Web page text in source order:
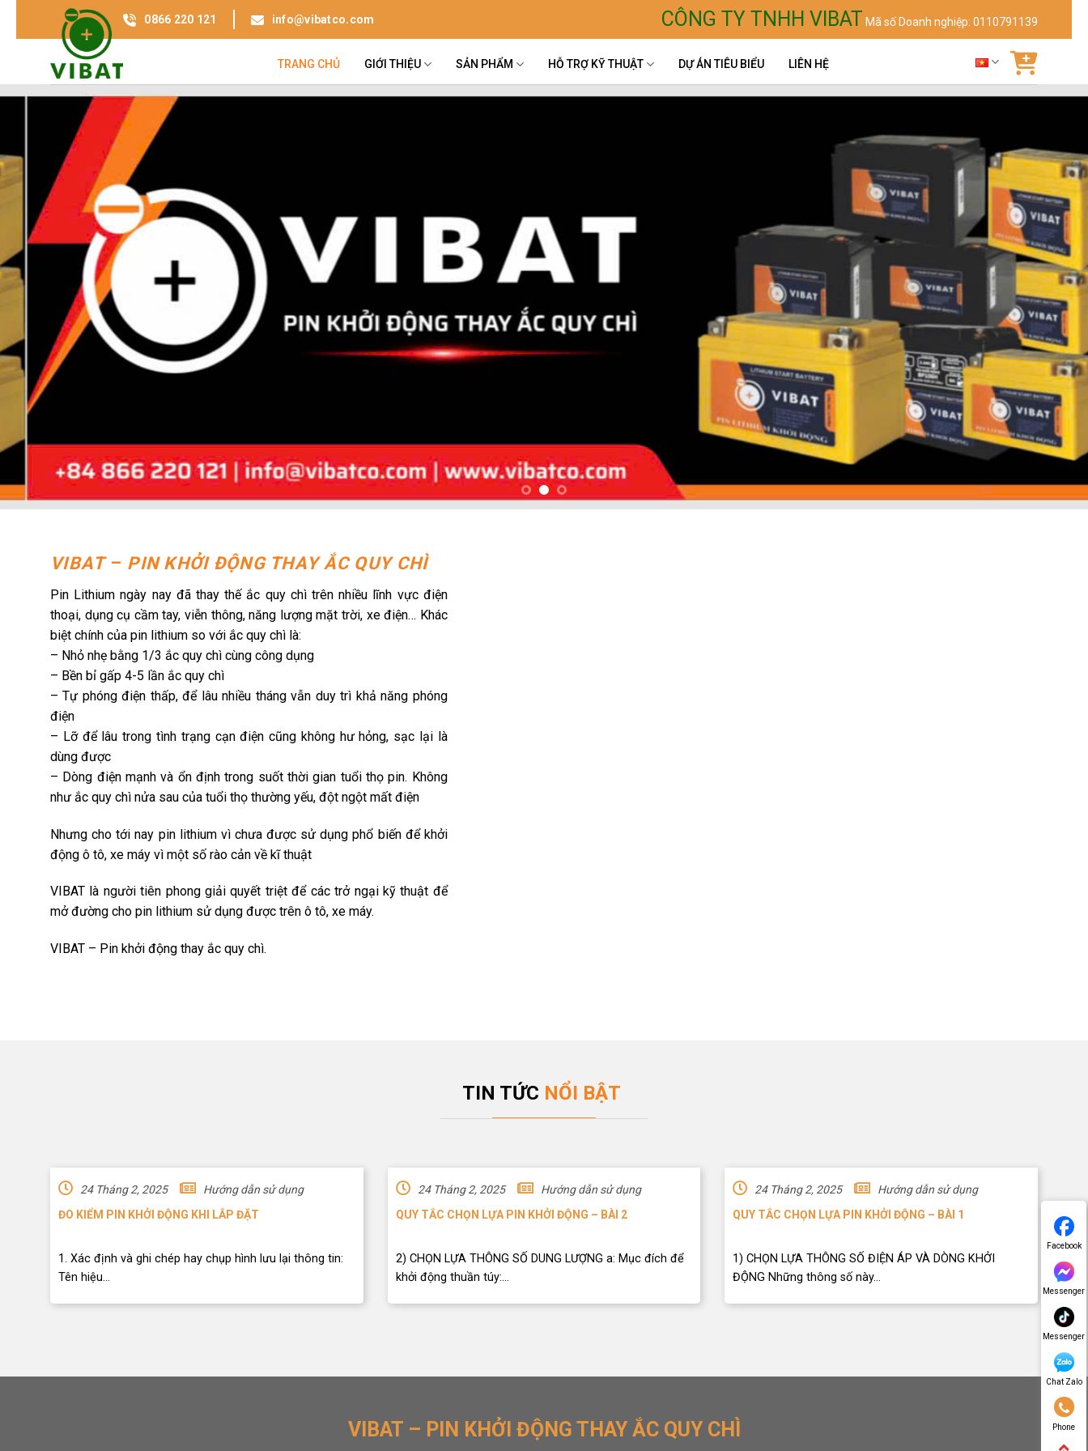
info@vibatco.com
0866 220 121 CÔNG TY TNHH VIBAT Mã số Doanh nghiệp: 0110791139
TRANG CHỦ GIỚI THIỆU SẢN PHẨM HỖ TRỢ KỸ THUẬT DỰ ÁN TIÊU BIỂU LIÊN HỆ
VIBAT– PIN KHỞI ĐỘNG THAY ẮC QUY CHÌ
Pin Lithium ngày nay đã thay thế ắc quy chì trên nhiều lĩnh vực điện
thoại, dụng cụ cầm tay, viễn thông, năng lượng mặt trời, xe điện… Khác
biệt chính của pin lithium so với ắc quy chì là:
– Nhỏ nhẹ bằng 1/3 ắc quy chì cùng công dụng
– Bền bỉ gấp 4-5 lần ắc quy chì
– Tự phóng điện thấp, để lâu nhiều tháng vẫn duy trì khả năng phóng
điện
– Lỡ để lâu trong tình trạng cạn điện cũng không hư hỏng, sạc lại là
dùng được
– Dòng điện mạnh và ổn định trong suốt thời gian tuổi thọ pin. Không
như ắc quy chì nửa sau của tuổi thọ thường yếu, đột ngột mất điện
Nhưng cho tới nay pin lithium vì chưa được sử dụng phổ biến để khởi
động ô tô, xe máy vì một số rào cản về kĩ thuật
VIBAT là người tiên phong giải quyết triệt để các trở ngại kỹ thuật để
mở đường cho pin lithium sử dụng được trên ô tô, xe máy.
VIBAT – Pin khởi động thay ắc quy chì.
TIN TỨC NỔI BẬT
24 Tháng 2, 2025
Hướng dẫn sử dụng
ĐO KIỂM PIN KHỞI ĐỘNG KHI LẮP ĐẶT
1. Xác định và ghi chép hay chụp hình lưu lại thông tin:
Tên hiệu...
24 Tháng 2, 2025
Hướng dẫn sử dụng
QUY TẮC CHỌN LỰA PIN KHỞI ĐỘNG – BÀI 2
2) CHỌN LỰA THÔNG SỐ DUNG LƯỢNG a: Mục đích để
khởi động thuần túy:...
24 Tháng 2, 2025
Hướng dẫn sử dụng
QUY TẮC CHỌN LỰA PIN KHỞI ĐỘNG – BÀI 1
1) CHỌN LỰA THÔNG SỐ ĐIỆN ÁP VÀ DÒNG KHỞI
ĐỘNG Những thông số này...
VIBAT – PIN KHỞI ĐỘNG THAY ẮC QUY CHÌ
Facebook
Messenger
Messenger
Chat Zalo
Phone